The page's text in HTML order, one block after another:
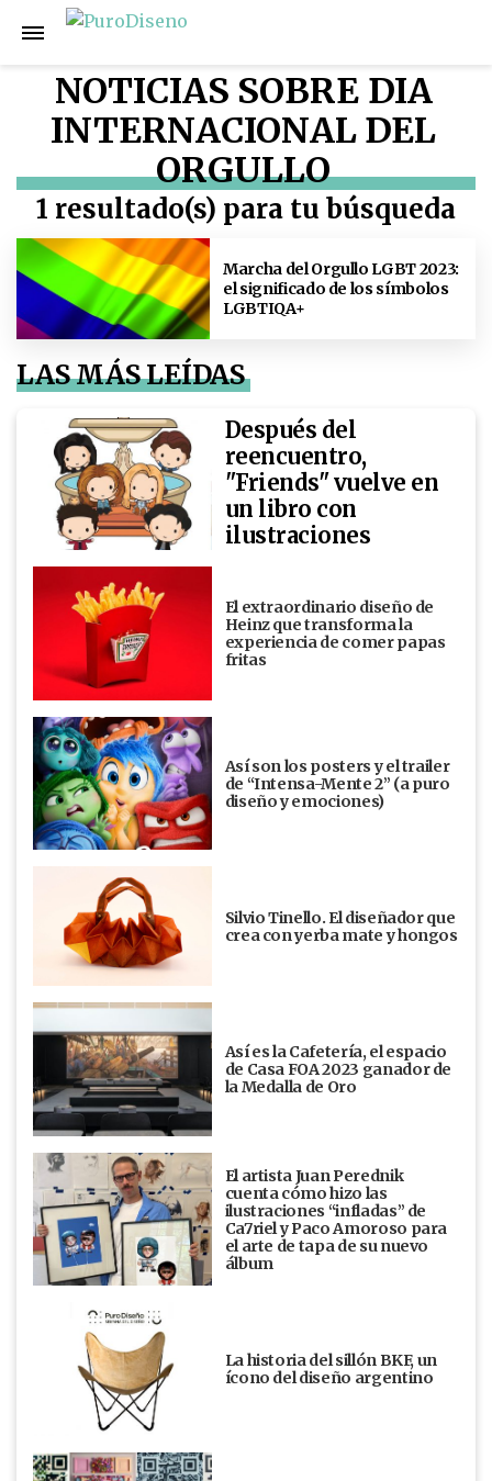
NOTICIAS SOBRE DIA
INTERNACIONAL DEL
ORGULLO
1 resultado(s) para tu búsqueda
Marcha del Orgullo LGBT 2023:
el significado de los símbolos
LGBTIQA+
LAS MÁS LEÍDAS
Después del
reencuentro,
"Friends" vuelve en
un libro con
ilustraciones
El extraordinario diseño de
Heinz que transforma la
experiencia de comer papas
fritas
Así son los posters y el trailer
de “Intensa-Mente 2” (a puro
diseño y emociones)
Silvio Tinello. El diseñador que
crea con yerba mate y hongos
Así es la Cafetería, el espacio
de Casa FOA 2023 ganador de
la Medalla de Oro
El artista Juan Perednik
cuenta cómo hizo las
ilustraciones “infladas” de
Ca7riel y Paco Amoroso para
el arte de tapa de su nuevo
álbum
La historia del sillón BKF, un
ícono del diseño argentino